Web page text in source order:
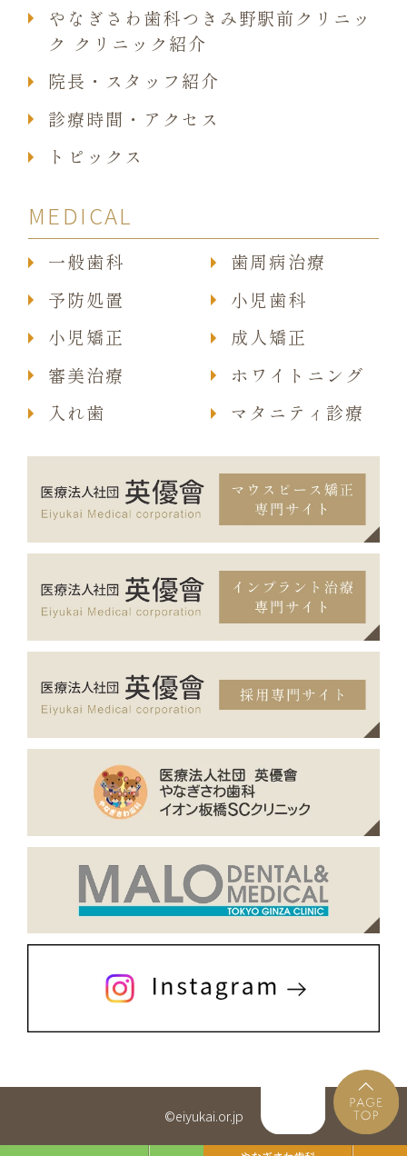
やなぎさわ歯科つきみ野駅前クリニッ
ク クリニック紹介
院長・スタッフ紹介
診療時間・アクセス
トピックス
MEDICAL
一般歯科
成人矯正
歯周病治療
審美治療
予防処置
ホワイトニング
小児歯科
入れ歯
小児矯正
マタニティ診療
©eiyukai.or.jp